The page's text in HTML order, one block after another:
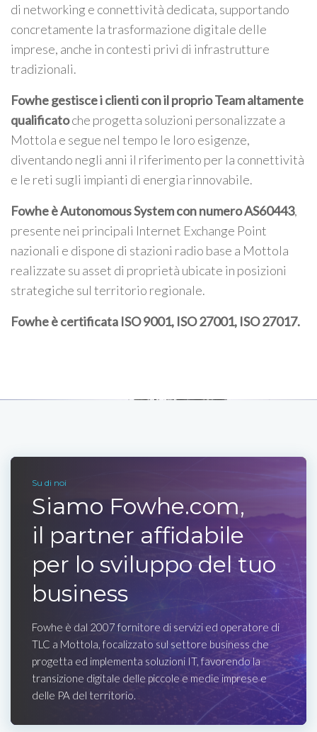
di networking e connettività dedicata, supportando
concretamente la trasformazione digitale delle
imprese, anche in contesti privi di infrastrutture
tradizionali.
Fowhe gestisce i clienti con il proprio Team altamente
qualificatoche progetta soluzioni personalizzate a
Mottola e segue nel tempo le loro esigenze,
diventando negli anni il riferimento per la connettività
e le reti sugli impianti di energia rinnovabile.
Fowhe è Autonomous System con numero AS60443,
presente nei principali Internet Exchange Point
nazionali e dispone di stazioni radio base a Mottola
realizzate su asset di proprietà ubicate in posizioni
strategiche sul territorio regionale.
Fowhe è certificata ISO 9001, ISO 27001, ISO 27017.
Su di noi
Siamo Fowhe.com,
il partner affidabile
per lo sviluppo del tuo
business
Fowhe è dal 2007 fornitore di servizi ed operatore di
TLC a Mottola, focalizzato sul settore business che
progetta ed implementa soluzioni IT, favorendo la
transizione digitale delle piccole e medie imprese e
delle PA del territorio.